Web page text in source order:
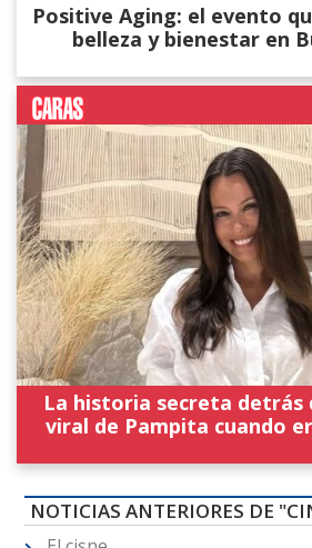
Positive Aging: el evento
belleza y bienestar en
La historia secreta detrás
viral de Pampita cuando
NOTICIAS ANTERIORES DE